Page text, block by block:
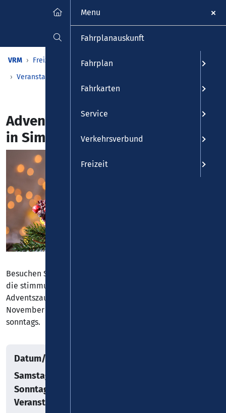
VRM Freizeit
Veranstaltungen & Kalender
Veranstaltungen
AdventLights Weihnachtsmarkt
in Simmern
Besuchen Sie die Kreisstadt Simmern und genießen Sie
die stimmungsvolle Atmosphäre unseres „Simmerner
Adventszaubers“ am ersten Adventwochenende, dem 30.
November und 01. Dezember 2024, samstags und
sonntags.
Datum/Uhrzeit
Samstag, 30.11.2024
Sonntag, 01.12.2024
Veranstaltungsort
Menu
Fahrplanauskunft
Fahrplan
Fahrkarten
Service
Verkehrsverbund
Freizeit